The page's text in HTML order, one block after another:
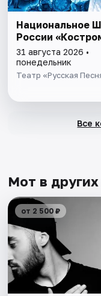
Национальное
России
31 августа 2026 •
понедельник
Театр «Русская
Все
Мот в
от 2 500 ₽